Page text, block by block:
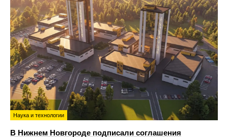
Наука и технологии
В Нижнем Новгороде подписали соглашения